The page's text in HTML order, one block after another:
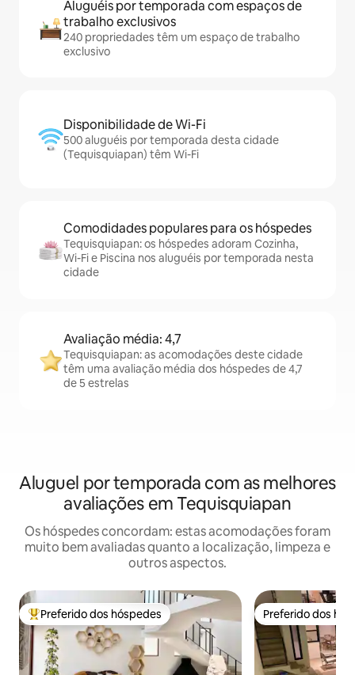
Aluguéis por temporada com espaços de
trabalho exclusivos
240 propriedades têm um espaço de trabalho
exclusivo
Disponibilidade de Wi-Fi
500 aluguéis por temporada desta cidade
(Tequisquiapan) têm Wi-Fi
Comodidades populares para os hóspedes
Tequisquiapan: os hóspedes adoram Cozinha,
Wi-Fi e Piscina nos aluguéis por temporada nesta
cidade
Avaliação média: 4,7
Tequisquiapan: as acomodações deste cidade
têm uma avaliação média dos hóspedes de 4,7
de 5 estrelas
Aluguel por temporada com as melhores
avaliações em Tequisquiapan
Os hóspedes concordam: estas acomodações foram
muito bem avaliadas quanto a localização, limpeza e
outros aspectos.
Entre os melhores preferidos dos hóspedes
Preferido dos hóspedes Preferido dos
Preferido dos